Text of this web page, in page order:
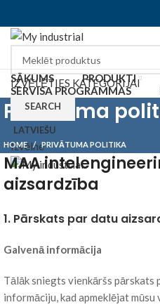
IZVĒLĒTIES KATEGORIJAI
SEARCH
LATVIEŠU
Izvēlne
SĀKUMS PRODUKTI
SERVISA PROGRAMMAS
Privātuma
HOME PRIVĀTUMA POLITIKA
MAA
aizsardzība
1. Pārskats par datu
Galvenā informācija
Tālāk sniegts vienkāršs pārskats
informāciju, kad apmeklējat